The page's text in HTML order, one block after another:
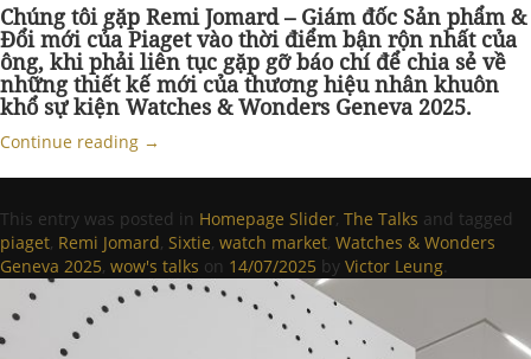
Chúng tôi gặp Remi Jomard – Giám đốc Sản phẩm &
Đổi mới của Piaget vào thời điểm bận rộn nhất của
ông, khi phải liên tục gặp gỡ báo chí để chia sẻ về
những thiết kế mới của thương hiệu nhân khuôn
khổ sự kiện Watches & Wonders Geneva 2025.
Continue reading →
This entry was posted in Homepage Slider, The Talks and tagged
piaget, Remi Jomard, Sixtie, watch market, Watches & Wonders
Geneva 2025, wow's talks on 14/07/2025 by Victor Leung.